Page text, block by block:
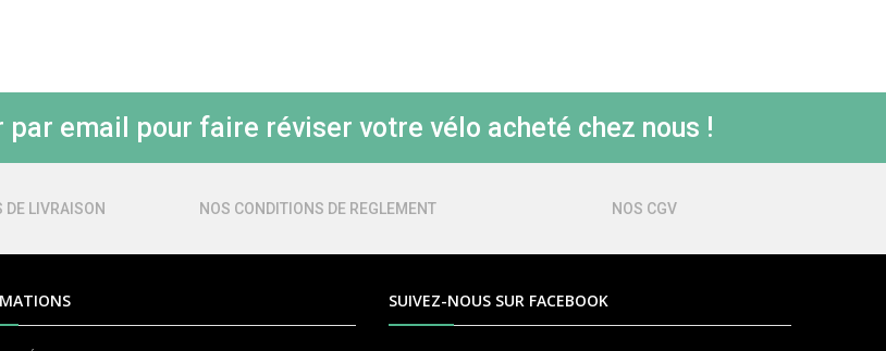
email pour faire réviser votre vélo acheté chez nous !
DE LIVRAISON NOS CONDITIONS DE REGLEMENT NOS CGV
SUIVEZ-NOUS SUR FACEBOOK